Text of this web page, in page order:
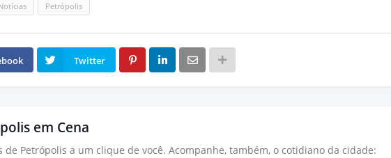
Petrópolis
Twitter
em Cena
de Petrópolis a um clique de você. Acompanhe, também, o cotidiano da cidade: